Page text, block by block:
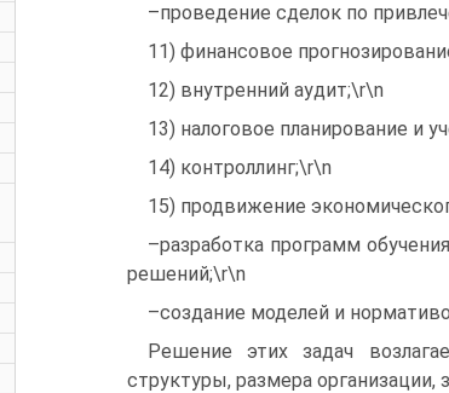
–проведение сделок по
11) финансовое
12) внутренний аудит;\r\n
13) налоговое планирование и
14) контроллинг;\r\n
15) продвижение
–разработка программ
решений;\r\n
–создание моделей и
Решение этих задач
структуры, размера организации,